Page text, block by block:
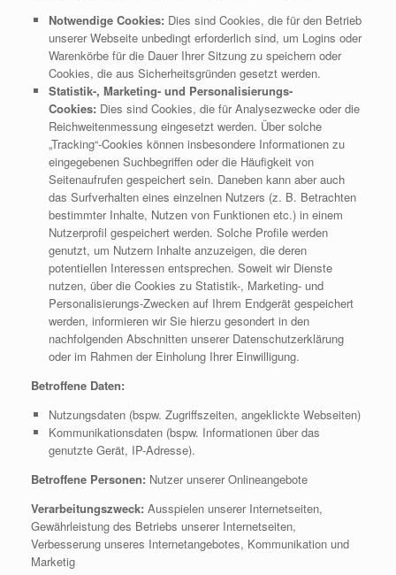
Notwendige Cookies: Dies sind Cookies, die für den Betrieb
unserer Webseite unbedingt erforderlich sind, um Logins oder
Warenkörbe für die Dauer Ihrer Sitzung zu speichern oder
Cookies, die aus Sicherheitsgründen gesetzt werden.
Statistik-, Marketing- und Personalisierungs-
Cookies: Dies sind Cookies, die für Analysezwecke oder die
Reichweitenmessung eingesetzt werden. Über solche
„Tracking“-Cookies können insbesondere Informationen zu
eingegebenen Suchbegriffen oder die Häufigkeit von
Seitenaufrufen gespeichert sein. Daneben kann aber auch
das Surfverhalten eines einzelnen Nutzers (z. B. Betrachten
bestimmter Inhalte, Nutzen von Funktionen etc.) in einem
Nutzerprofil gespeichert werden. Solche Profile werden
genutzt, um Nutzern Inhalte anzuzeigen, die deren
potentiellen Interessen entsprechen. Soweit wir Dienste
nutzen, über die Cookies zu Statistik-, Marketing- und
Personalisierungs-Zwecken auf Ihrem Endgerät gespeichert
werden, informieren wir Sie hierzu gesondert in den
nachfolgenden Abschnitten unserer Datenschutzerklärung
oder im Rahmen der Einholung Ihrer Einwilligung.
Betroffene Daten:
Nutzungsdaten (bspw. Zugriffszeiten, angeklickte Webseiten)
Kommunikationsdaten (bspw. Informationen über das
genutzte Gerät, IP-Adresse).
Betroffene Personen: Nutzer unserer Onlineangebote
Verarbeitungszweck: Ausspielen unserer Internetseiten,
Gewährleistung des Betriebs unserer Internetseiten,
Verbesserung unseres Internetangebotes, Kommunikation und
Marketig